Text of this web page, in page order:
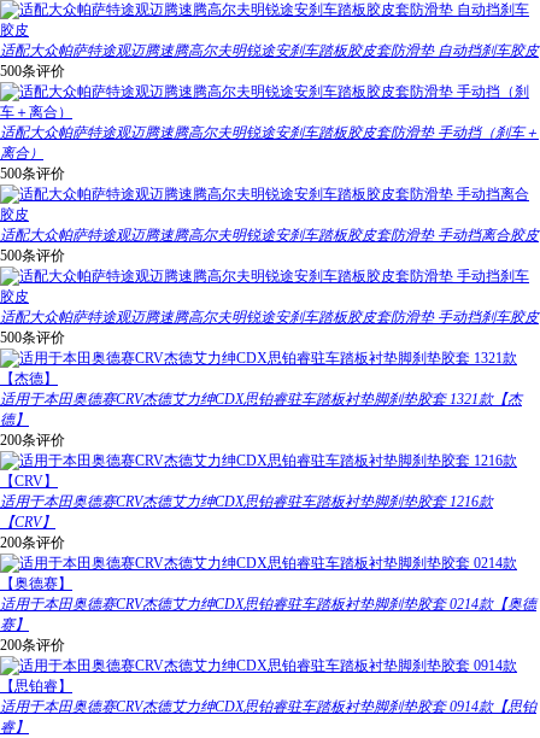
适配大众帕萨特途观迈腾速腾高尔夫明锐途安刹车踏板胶皮套防滑垫 自动挡刹车胶皮
500条评价
适配大众帕萨特途观迈腾速腾高尔夫明锐途安刹车踏板胶皮套防滑垫 手动挡（刹车＋
离合）
500条评价
适配大众帕萨特途观迈腾速腾高尔夫明锐途安刹车踏板胶皮套防滑垫 手动挡离合胶皮
500条评价
适配大众帕萨特途观迈腾速腾高尔夫明锐途安刹车踏板胶皮套防滑垫 手动挡刹车胶皮
500条评价
适用于本田奥德赛CRV杰德艾力绅CDX思铂睿驻车踏板衬垫脚刹垫胶套 1321款【杰
德】
200条评价
适用于本田奥德赛CRV杰德艾力绅CDX思铂睿驻车踏板衬垫脚刹垫胶套 1216款
【CRV】
200条评价
适用于本田奥德赛CRV杰德艾力绅CDX思铂睿驻车踏板衬垫脚刹垫胶套 0214款【奥德
赛】
200条评价
适用于本田奥德赛CRV杰德艾力绅CDX思铂睿驻车踏板衬垫脚刹垫胶套 0914款【思铂
睿】